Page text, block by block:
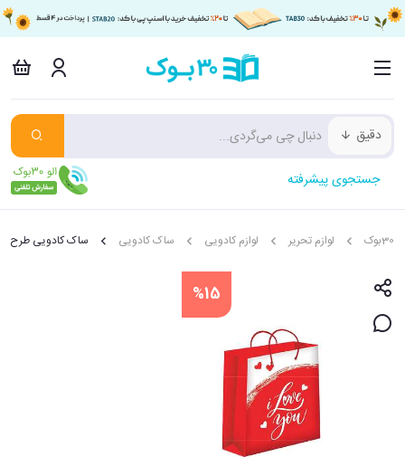
دقیق
جستجوی پیشرفته
30بوک لوازم تحریر لوازم کادویی ساک کادویی ساک کادویی طرح
%15